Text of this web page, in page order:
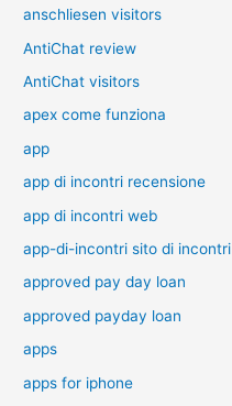
anschliesen visitors
AntiChat review
AntiChat visitors
apex come funziona
app
app di incontri recensione
app di incontri web
app-di-incontri sito di incontri
approved pay day loan
approved payday loan
apps
apps for iphone